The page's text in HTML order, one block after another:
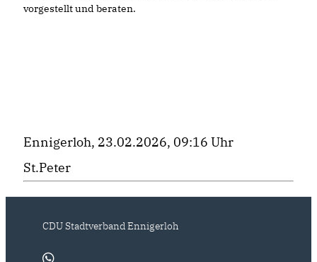
vorgestellt und beraten.
Ennigerloh, 23.02.2026, 09:16 Uhr
St.Peter
CDU Stadtverband Ennigerloh